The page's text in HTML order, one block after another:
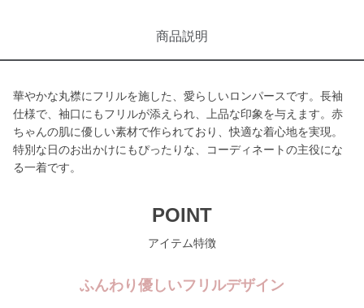
商品説明
華やかな丸襟にフリルを施した、愛らしいロンパースです。長袖
仕様で、袖口にもフリルが添えられ、上品な印象を与えます。赤
ちゃんの肌に優しい素材で作られており、快適な着心地を実現。
特別な日のお出かけにもぴったりな、コーディネートの主役にな
る一着です。
POINT
アイテム特徴
ふんわり優しいフリルデザイン